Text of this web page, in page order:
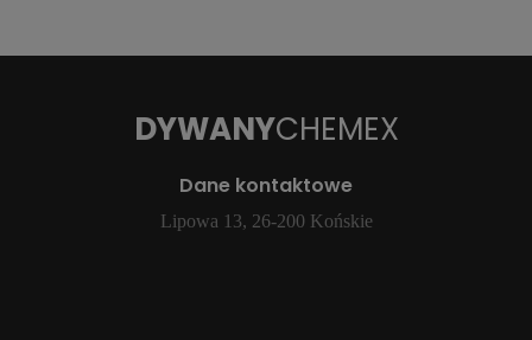
DYWANYCHEMEX
Dane kontaktowe
Lipowa 13, 26-200 Końskie